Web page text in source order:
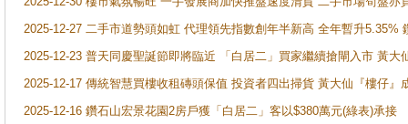
2025-12-27 二手市道勢頭如虹 代理領先指數創年半新高 全年暫升5.35%
2025-12-23 普天同慶聖誕節即將臨近 「白居二」買家繼續搶閘入市 黃
2025-12-17 傳統智慧買樓收租磚頭保值 投資者四出掃貨 黃大仙『樓仔
2025-12-16 鑽石山宏景花園2房戶獲「白居二」客以$380萬元(綠表)承接